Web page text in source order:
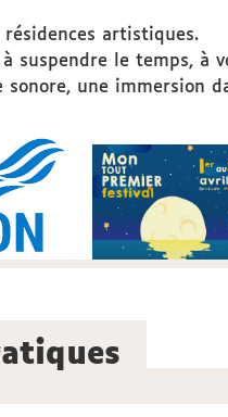
artistiques.
le temps, à
sonore, une immersion